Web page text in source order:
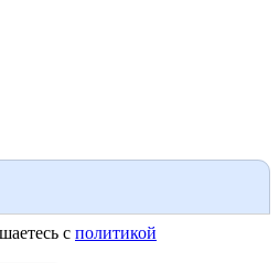
с политикой